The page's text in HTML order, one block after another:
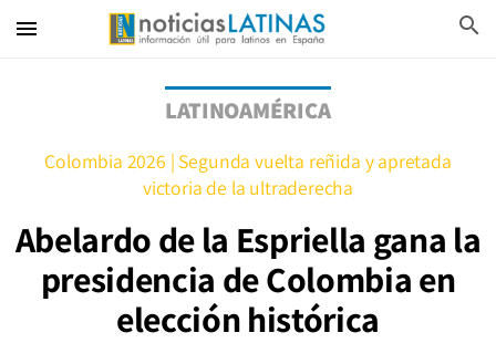
menu search
LATINOAMÉRICA
Colombia 2026 | Segunda vuelta reñida y apretada
victoria de la ultraderecha
Abelardo de la Espriella gana la
presidencia de Colombia en
elección histórica